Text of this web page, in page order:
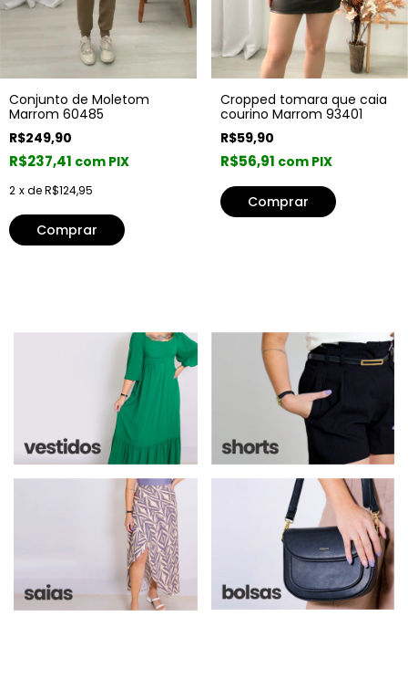
Conjunto de Moletom
Marrom 60485
R$249,90
R$237,41 com PIX
2 x deR$124,95
Comprar
Cropped tomara que caia
courino Marrom 93401
R$59,90
R$56,91 com PIX
Comprar